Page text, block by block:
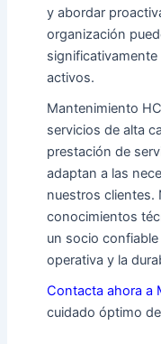
y abordar
organización
activos.
Mantenimiento
servicios de alta
prestación de
adaptan a las
nuestros clientes.
conocimientos
un socio
operativa y la
Contacta ahora a
cuidado óptimo